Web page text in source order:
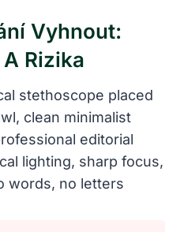
Vyhnout:
Rizika